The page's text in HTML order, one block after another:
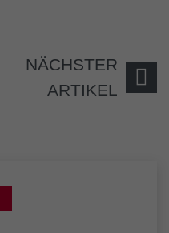
NÄCHSTER
ARTIKEL